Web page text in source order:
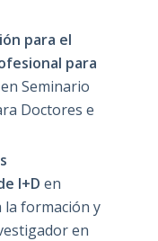
para el
para
en Seminario
Doctores e
I+D en
la formación y
en